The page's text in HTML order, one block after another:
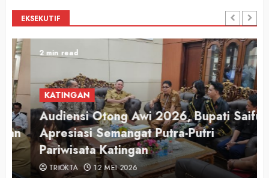
EKSEKUTIF
2 min read
KATINGAN
Audiensi Otong Awi 2026, Bupati Saiful
Apresiasi Semangat Putra-Putri
Pariwisata Katingan
TRIOKTA 12 MEI 2026